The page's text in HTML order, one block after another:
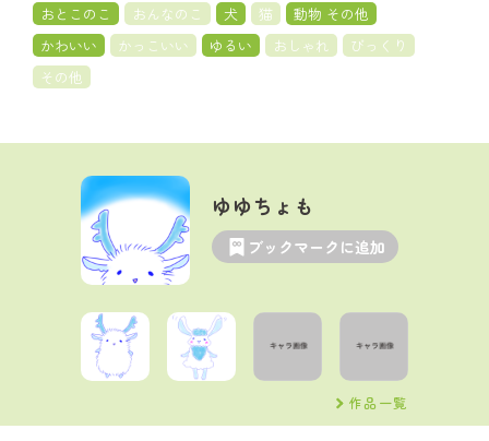
おとこのこ おんなのこ 犬 猫
動物 その他
かわいい
かっこいい ゆるい おしゃれ
びっくり
その他
ゆゆちょも
ブックマークに追加
作品一覧